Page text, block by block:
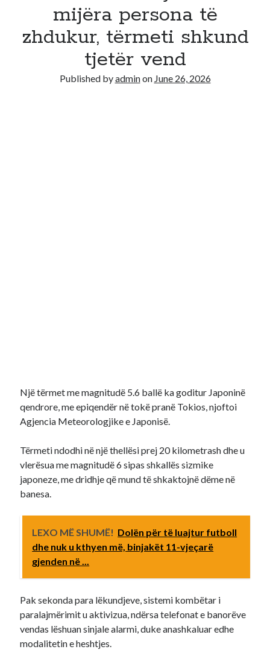
Recent Comments
No comments to show.
mijëra persona të
zhdukur, tërmeti shkund
tjetër vend
Published byadminon June 26, 2026
Një tërmet me magnitudë 5.6 ballë ka goditur Japoninë
qendrore, me epiqendër në tokë pranë Tokios, njoftoi
Agjencia Meteorologjike e Japonisë.
Tërmeti ndodhi në një thellësi prej 20 kilometrash dhe u
vlerësua me magnitudë 6 sipas shkallës sizmike
japoneze, me dridhje që mund të shkaktojnë dëme në
banesa.
LEXO MË SHUMË! Dolën për të luajtur futboll
dhe nuk u kthyen më, binjakët 11-vjeçarë
gjenden në ...
Pak sekonda para lëkundjeve, sistemi kombëtar i
paralajmërimit u aktivizua, ndërsa telefonat e banorëve
vendas lëshuan sinjale alarmi, duke anashkaluar edhe
modalitetin e heshtjes.